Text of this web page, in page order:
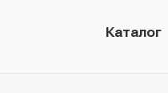
Каталог